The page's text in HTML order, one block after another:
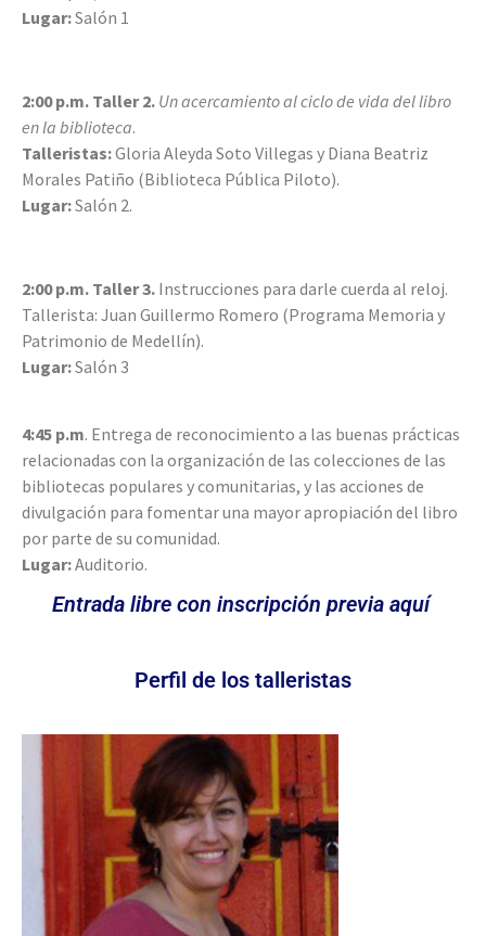
Lugar:Salón 1
2:00 p.m. Taller 2. Un acercamiento al ciclo de vida del libro
en la biblioteca.
Talleristas:Gloria Aleyda Soto Villegas y Diana Beatriz
Morales Patiño (Biblioteca Pública Piloto).
Lugar:Salón 2.
2:00 p.m. Taller 3. Instrucciones para darle cuerda al reloj.
Tallerista: Juan Guillermo Romero (Programa Memoria y
Patrimonio de Medellín).
Lugar:Salón 3
4:45 p.m. Entrega de reconocimiento a las buenas prácticas
relacionadas con la organización de las colecciones de las
bibliotecas populares y comunitarias, y las acciones de
divulgación para fomentar una mayor apropiación del libro
por parte de su comunidad.
Lugar:Auditorio.
Entrada libre con inscripción previa aquí
Perfil de los talleristas